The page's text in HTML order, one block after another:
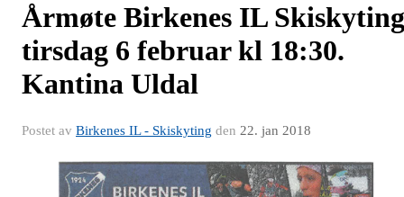
Årmøte Birkenes IL Skiskyting
tirsdag 6 februar kl 18:30.
Kantina Uldal
Postet av Birkenes IL - Skiskyting den 22. jan 2018